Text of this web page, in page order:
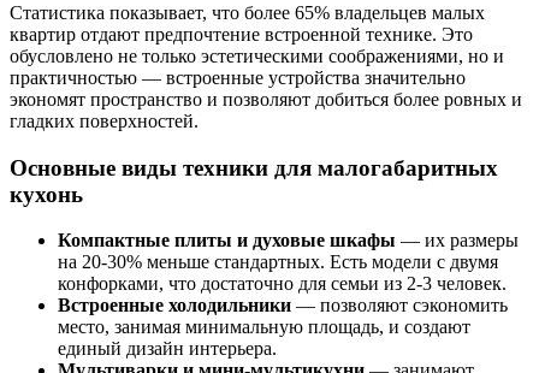
Статистика показывает, что более 65% владельцев малых
квартир отдают предпочтение встроенной технике. Это
обусловлено не только эстетическими соображениями, но и
практичностью — встроенные устройства значительно
экономят пространство и позволяют добиться более ровных и
гладких поверхностей.
Основные виды техники для малогабаритных
кухонь
Компактные плиты и духовые шкафы — их размеры
на 20-30% меньше стандартных. Есть модели с двумя
конфорками, что достаточно для семьи из 2-3 человек.
Встроенные холодильники — позволяют сэкономить
место, занимая минимальную площадь, и создают
единый дизайн интерьера.